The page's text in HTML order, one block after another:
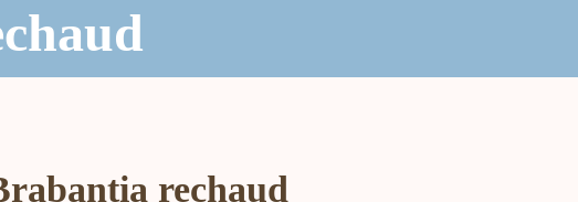
rechaud